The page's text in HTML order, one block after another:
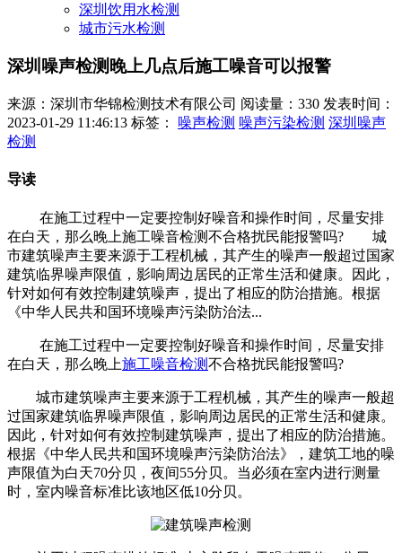
深圳饮用水检测
城市污水检测
深圳噪声检测晚上几点后施工噪音可以报警
来源：深圳市华锦检测技术有限公司 阅读量：330 发表时间：
2023-01-29 11:46:13 标签： 噪声检测 噪声污染检测 深圳噪声
检测
导读
在施工过程中一定要控制好噪音和操作时间，尽量安排
在白天，那么晚上施工噪音检测不合格扰民能报警吗? 城
市建筑噪声主要来源于工程机械，其产生的噪声一般超过国家
建筑临界噪声限值，影响周边居民的正常生活和健康。因此，
针对如何有效控制建筑噪声，提出了相应的防治措施。根据
《中华人民共和国环境噪声污染防治法...
在施工过程中一定要控制好噪音和操作时间，尽量安排
在白天，那么晚上施工噪音检测不合格扰民能报警吗?
城市建筑噪声主要来源于工程机械，其产生的噪声一般超
过国家建筑临界噪声限值，影响周边居民的正常生活和健康。
因此，针对如何有效控制建筑噪声，提出了相应的防治措施。
根据《中华人民共和国环境噪声污染防治法》，建筑工地的噪
声限值为白天70分贝，夜间55分贝。当必须在室内进行测量
时，室内噪音标准比该地区低10分贝。